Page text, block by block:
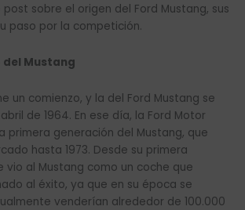
sobre el origen del Ford Mustang, sus
paso por la competición.
del Mustang
un comienzo, y la del Ford Mustang se
de 1964. En ese día, la Ford Motor
primera generación del Mustang, que
hasta 1973. Desde su primera
vio al Mustang como un coche que
al éxito, ya que en su época se
venderían alrededor de 100.000